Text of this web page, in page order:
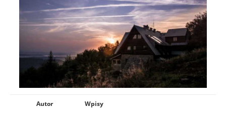
Autor Wpisy